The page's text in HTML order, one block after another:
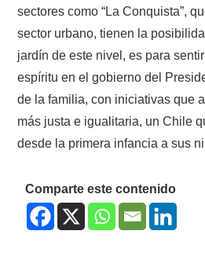
sectores como “La Conquista”,
sector urbano, tienen la
jardín de este nivel, es para
espíritu en el gobierno del
de la familia, con iniciativas que
más justa e igualitaria, un Chile
desde la primera infancia a sus
Comparte este contenido